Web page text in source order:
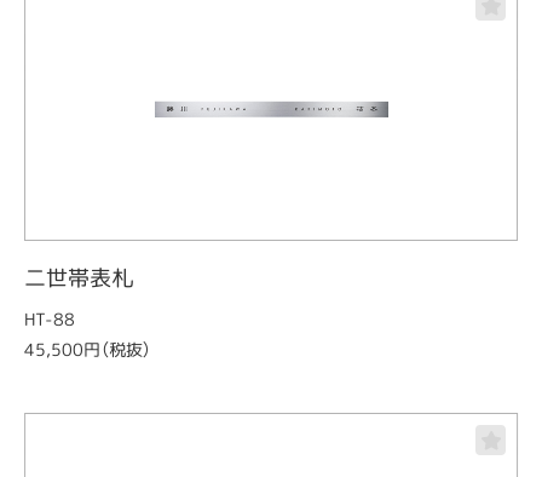
二世帯表札
HT-88
45,500円（税抜）